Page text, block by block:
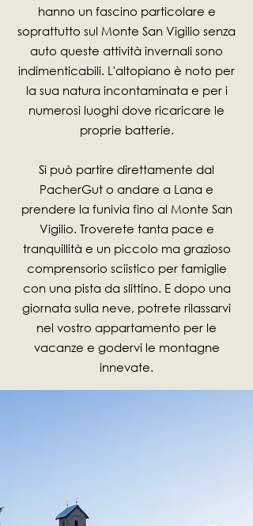
hanno un fascino particolare e
soprattutto sul Monte San Vigilio senza
auto queste attività invernali sono
indimenticabili. L'altopiano è noto per
la sua natura incontaminata e per i
numerosi luoghi dove ricaricare le
proprie batterie.
Si può partire direttamente dal
PacherGut o andare a Lana e
prendere la funivia fino al Monte San
Vigilio. Troverete tanta pace e
tranquillità e un piccolo ma grazioso
comprensorio sciistico per famiglie
con una pista da slittino. E dopo una
giornata sulla neve, potrete rilassarvi
nel vostro appartamento per le
vacanze e godervi le montagne
innevate.